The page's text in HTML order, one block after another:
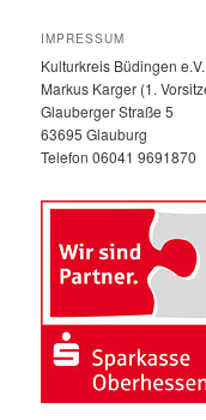
h
n
IMPRESSUM
Kulturkreis Büdingen e.V.
Markus Karger (1.
Glauberger Straße 5
63695 Glauburg
Telefon 06041 9691870